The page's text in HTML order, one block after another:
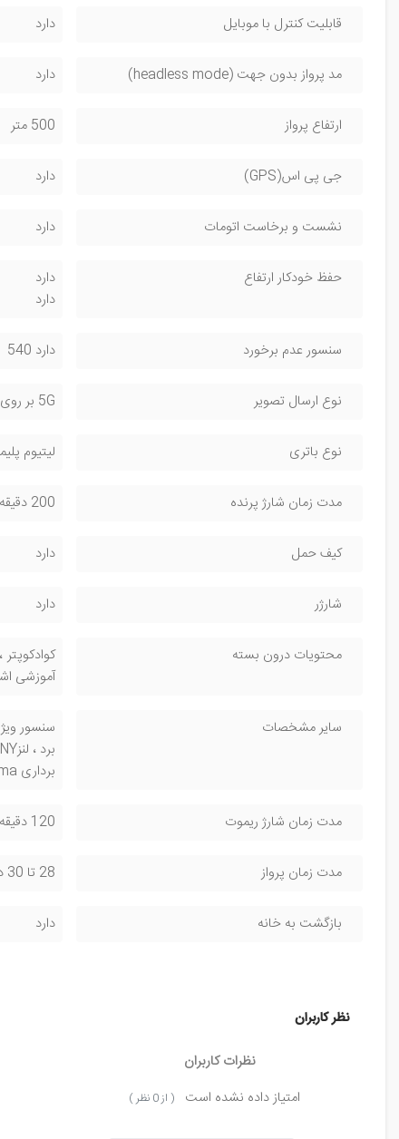
قابلیت کنترل با موبایل دارد
مد پرواز بدون جهت (headless mode) دارد
ارتفاع پرواز 500 متر
جی پی اس(GPS) دارد
نشست و برخاست اتومات دارد
حفظ خودکار ارتفاع
دارد
دارد
سنسور عدم برخورد دارد 540
نوع ارسال تصویر 5G بر روی موبایل - بالاترین سرعت انتقال تصاویر به کمک کابل دیجتال – رم خور
نوع باتری لیتیوم پلیمر دو
مدت زمان شارژ پرنده 200 دقیقه
کیف حمل دارد
شارژر دارد
محتویات درون بسته
آموزشی
سایر مشخصات
برداری Helix , Circle , Rocket , Boomerang , Panaroma
مدت زمان شارژ ریموت 120 دقیقه
مدت زمان پرواز 28 تا 30 دقیقه
بازگشت به خانه دارد
نظر کاربران
نظرات کاربران
امتیاز داده نشده است
( از 0 نظر )